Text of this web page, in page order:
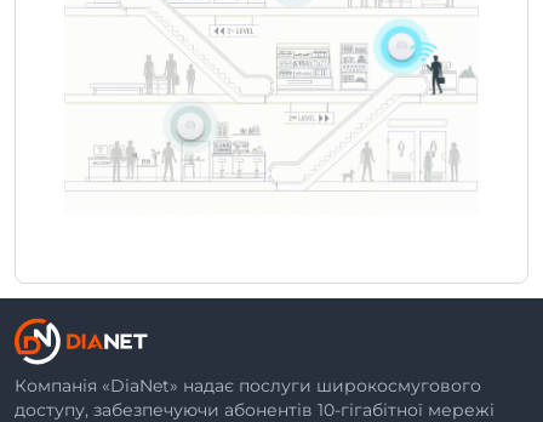
Компанія «DiaNet» надає послуги широкосмугового
доступу, забезпечуючи абонентів 10-гігабітної мережі